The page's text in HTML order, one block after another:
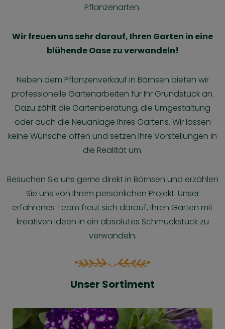
Pflanzenarten.
Wir freuen uns sehr darauf, Ihren Garten in eine
blühende Oase zu verwandeln!
Neben dem Pflanzenverkauf in Börnsen bieten wir
professionelle Gartenarbeiten für Ihr Grundstück an.
Dazu zählt die Gartenberatung, die Umgestaltung
oder auch die Neuanlage Ihres Gartens. Wir lassen
keine Wünsche offen und setzen Ihre Vorstellungen in
die Realität um.
Besuchen Sie uns gerne direkt in Börnsen und erzählen
Sie uns von Ihrem persönlichen Projekt. Unser
erfahrenes Team freut sich darauf, Ihren Garten mit
kreativen Ideen in ein absolutes Schmuckstück zu
verwandeln.
Unser Sortiment